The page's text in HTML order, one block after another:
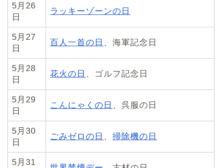
5月26
日
ラッキーゾーンの日
5月27
日
百人一首の日 、海軍記念日
5月28
日
花火の日 、ゴルフ記念日
5月29
日
こんにゃくの日 、呉服の日
5月30
日
ごみゼロの日 、 掃除機の日
5月31